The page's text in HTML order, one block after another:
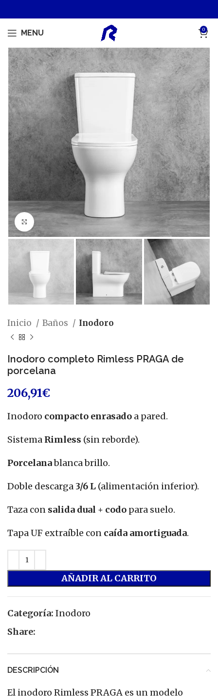
MENU 0
Ampliar foto
Inicio Baños Inodoro
Inodoro completo Rimless PRAGA de
porcelana
206,91€
Inodoro compacto enrasado a pared.
Sistema Rimless (sin reborde).
Porcelanablanca brillo.
Doble descarga 3/6 L (alimentación inferior).
Taza con salida dual + codo para suelo.
Tapa UF extraíble con caída amortiguada.
AÑADIR AL CARRITO
Categoría: Inodoro
Share:
DESCRIPCIÓN
El inodoro Rimless PRAGA es un modelo